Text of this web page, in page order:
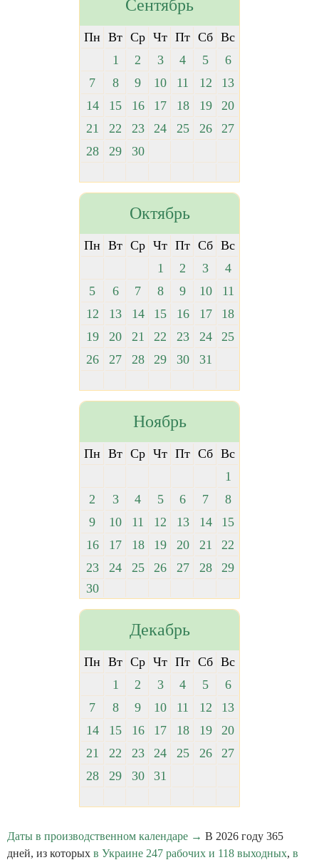
Сентябрь
Пн Вт Ср Чт Пт Сб Вс
1
2 3 4 5
6
7
8 9 10 11 12
13
14
15 16 17 18 19
20
21
22 23 24 25 26
27
28
29 30
Октябрь
Пн Вт Ср Чт Пт Сб Вс
1
2 3
4
5
6 7 8 9 10
11
12
13 14 15 16 17
18
19
20 21 22 23 24
25
26
27 28 29 30 31
Ноябрь
Пн Вт Ср Чт Пт Сб Вс
1
2
3 4 5 6 7
8
9
10 11 12 13 14
15
16
17 18 19 20 21
22
23
24 25 26 27 28
29
30
Декабрь
Пн Вт Ср Чт Пт Сб Вс
1
2 3 4 5
6
7
8 9 10 11 12
13
14
15 16 17 18 19
20
21
22 23 24 25 26
27
28
29 30 31
Даты в производственном календаре → В 2026 году 365
дней, из которых в Украине 247 рабочих и 118 выходных, в